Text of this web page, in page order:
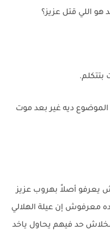
هو اللي قتل عزيز؟
بتتكلم.
الموضوع ديه غير بعد موت
يعرفو أصلاََ بهروب عزيز
معرفوش إن عيلة الهلالي
مخلاش حد فيهم يحاول ياخد